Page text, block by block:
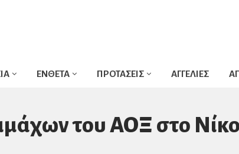
ΕΝΘΕΤΑ ΠΡΟΤΑΣΕΙΣ ΑΓΓΕΛΙΕΣ
του ΑΟΞ στο